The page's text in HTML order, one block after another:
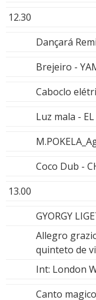
12.30
Dançará
Brejeiro -
Caboclo
Luz mala - EL
Coco Dub -
13.00
GYORGY
Allegro
quinteto de
Int: London
Canto